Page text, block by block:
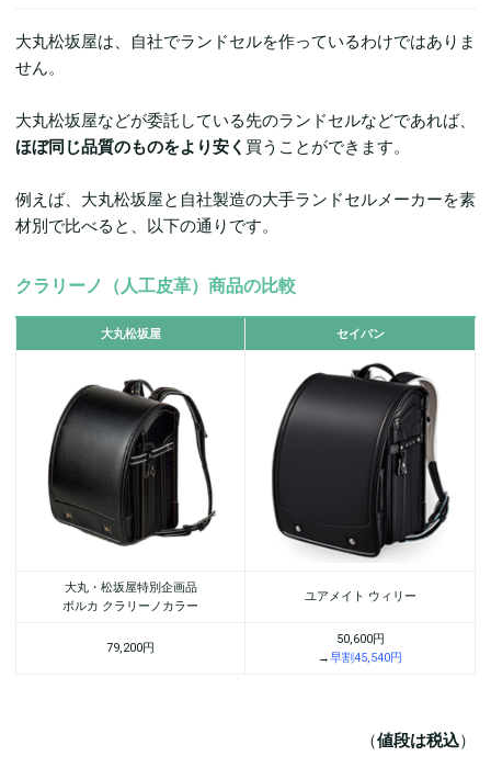
大丸松坂屋は、自社でランドセルを作っているわけではありま
せん。
大丸松坂屋などが委託している先のランドセルなどであれば、
ほぼ同じ品質のものをより安く 買うことができます。
例えば、大丸松坂屋と自社製造の大手ランドセルメーカーを素
材別で比べると、以下の通りです。
クラリーノ（人工皮革）商品の比較
大丸松坂屋 セイバン
大丸・松坂屋特別企画品
ボルカ クラリーノカラー
ユアメイト ウィリー
79,200円
50,600円
→早割45,540円
（値段は税込）